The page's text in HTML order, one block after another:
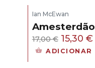
Ian McEwan
Amesterdão
17,00€ O
preço
15,30 €O
ADICIONAR